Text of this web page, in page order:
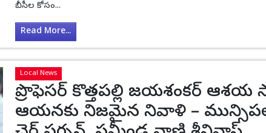
బీసీల కోసం...
Read More...
Local News
ప్రొఫెసర్ కొత్తపల్లి జయశంకర్ ఆశయ
ఆయనకు నిజమైన నివాళి –